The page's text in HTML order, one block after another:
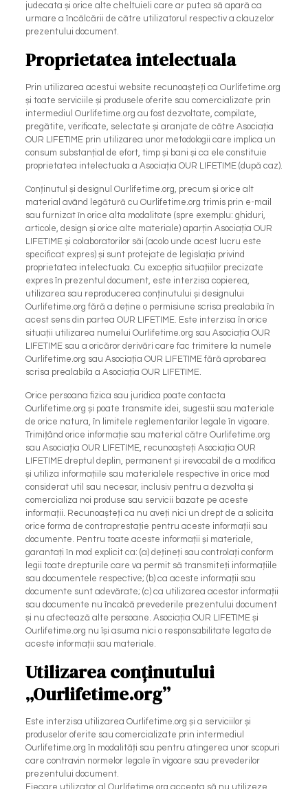
judecata și orice alte cheltuieli care ar putea să apară ca
urmare a încălcării de către utilizatorul respectiv a clauzelor
prezentului document.
Proprietatea intelectuala
Prin utilizarea acestui website recunoașteți ca Ourlifetime.org
și toate serviciile și produsele oferite sau comercializate prin
intermediul Ourlifetime.org au fost dezvoltate, compilate,
pregătite, verificate, selectate și aranjate de către Asociația
OUR LIFETIME prin utilizarea unor metodologii care implica un
consum substanțial de efort, timp și bani și ca ele constituie
proprietatea intelectuala a Asociația OUR LIFETIME (după caz).
Conținutul și designul Ourlifetime.org, precum și orice alt
material având legătură cu Ourlifetime.org trimis prin e-mail
sau furnizat în orice alta modalitate (spre exemplu: ghiduri,
articole, design și orice alte materiale) aparțin Asociația OUR
LIFETIME și colaboratorilor săi (acolo unde acest lucru este
specificat expres) și sunt protejate de legislația privind
proprietatea intelectuala. Cu excepția situațiilor precizate
expres în prezentul document, este interzisa copierea,
utilizarea sau reproducerea conținutului și designului
Ourlifetime.org fără a deține o permisiune scrisa prealabila în
acest sens din partea OUR LIFETIME. Este interzisa în orice
situații utilizarea numelui Ourlifetime.org sau Asociația OUR
LIFETIME sau a oricăror derivări care fac trimitere la numele
Ourlifetime.org sau Asociația OUR LIFETIME fără aprobarea
scrisa prealabila a Asociația OUR LIFETIME.
Orice persoana fizica sau juridica poate contacta
Ourlifetime.org și poate transmite idei, sugestii sau materiale
de orice natura, în limitele reglementarilor legale în vigoare.
Trimițând orice informație sau material către Ourlifetime.org
sau Asociația OUR LIFETIME, recunoașteți Asociația OUR
LIFETIME dreptul deplin, permanent și irevocabil de a modifica
și utiliza informațiile sau materialele respective în orice mod
considerat util sau necesar, inclusiv pentru a dezvolta și
comercializa noi produse sau servicii bazate pe aceste
informații. Recunoașteți ca nu aveți nici un drept de a solicita
orice forma de contraprestație pentru aceste informații sau
documente. Pentru toate aceste informații și materiale,
garantați în mod explicit ca: (a) dețineți sau controlați conform
legii toate drepturile care va permit să transmiteți informațiile
sau documentele respective; (b) ca aceste informații sau
documente sunt adevărate; (c) ca utilizarea acestor informații
sau documente nu încalcă prevederile prezentului document
și nu afectează alte persoane. Asociația OUR LIFETIME și
Ourlifetime.org nu își asuma nici o responsabilitate legata de
aceste informații sau materiale.
Utilizarea conținutului
„Ourlifetime.org”
Este interzisa utilizarea Ourlifetime.org și a serviciilor și
produselor oferite sau comercializate prin intermediul
Ourlifetime.org în modalități sau pentru atingerea unor scopuri
care contravin normelor legale în vigoare sau prevederilor
prezentului document.
Fiecare utilizator al Ourlifetime.org accepta să nu utilizeze,